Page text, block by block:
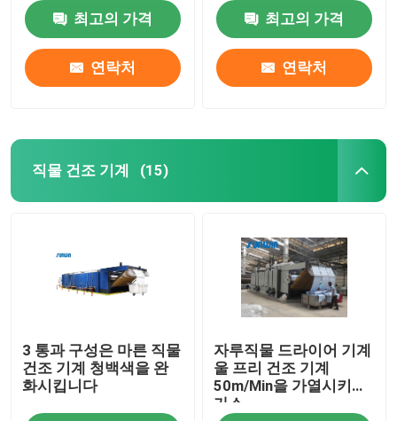
최고의 가격
연락처
최고의 가격
연락처
직물 건조 기계 (15)
3 통과 구성은 마른 직물
건조 기계 청백색을 완
화시킵니다
자루직물 드라이어 기계
울 프리 건조 기계
50m/Min을 가열시키는
가스